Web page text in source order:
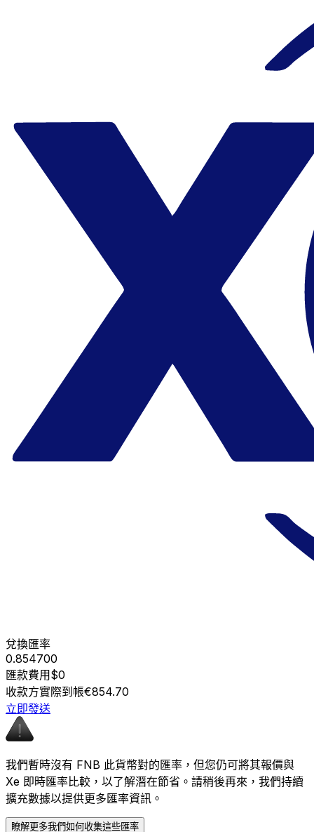
兌換匯率
0.854700
匯款費用$0
收款方實際到帳€854.70
立即發送
我們暫時沒有 FNB 此貨幣對的匯率，但您仍可將其報價與
Xe 即時匯率比較，以了解潛在節省。請稍後再來，我們持續
擴充數據以提供更多匯率資訊。
瞭解更多我們如何收集這些匯率